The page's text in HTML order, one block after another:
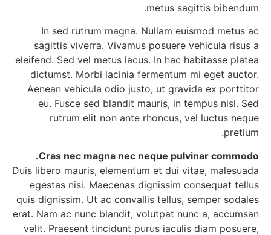
metus sagittis bibendum.
In sed rutrum magna. Nullam euismod metus ac
sagittis viverra. Vivamus posuere vehicula risus a
eleifend. Sed vel metus lacus. In hac habitasse platea
dictumst. Morbi lacinia fermentum mi eget auctor.
Aenean vehicula odio justo, ut gravida ex porttitor
eu. Fusce sed blandit mauris, in tempus nisl. Sed
rutrum elit non ante rhoncus, vel luctus neque
pretium.
Cras nec magna nec neque pulvinar commodo.
Duis libero mauris, elementum et dui vitae, malesuada
egestas nisi. Maecenas dignissim consequat tellus
quis dignissim. Ut ac convallis tellus, semper sodales
erat. Nam ac nunc blandit, volutpat nunc a, accumsan
velit. Praesent tincidunt purus iaculis diam posuere,